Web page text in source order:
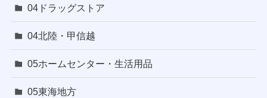
04ドラッグストア
04北陸・甲信越
05ホームセンター・生活用品
05東海地方